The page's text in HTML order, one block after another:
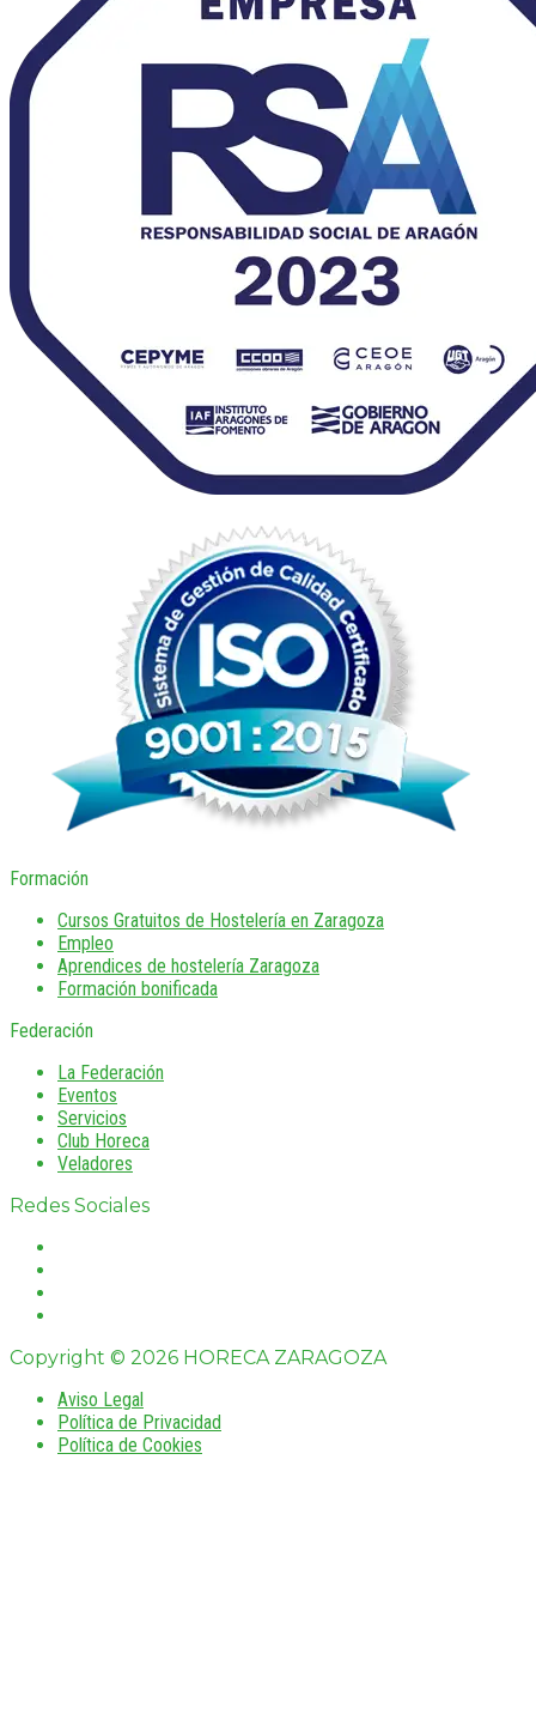
Formación
Cursos Gratuitos de Hostelería en Zaragoza
Empleo
Aprendices de hostelería Zaragoza
Formación bonificada
Federación
La Federación
Eventos
Servicios
Club Horeca
Veladores
Redes Sociales
Copyright © 2026 HORECA ZARAGOZA
Aviso Legal
Política de Privacidad
Política de Cookies